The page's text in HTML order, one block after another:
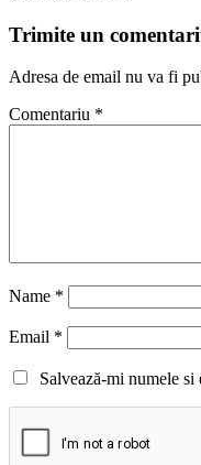
Trimite un
Adresa de email nu va fi
Comentariu *
Name *
Email *
Salvează-mi numele si